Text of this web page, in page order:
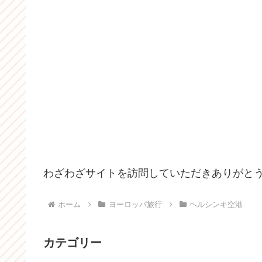
わざわざサイトを訪問していただきありがと
ホーム ヨーロッパ旅行 ヘルシンキ空港
カテゴリー